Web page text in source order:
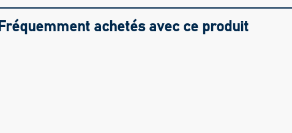
Fréquemment achetés avec ce produit